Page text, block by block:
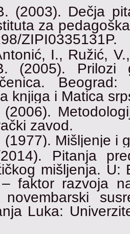
(2003). Dečja
za
ZIPI0335131P.
I., Ružić,
(2005). Prilozi
knjiga i Matica
zavod.
(1977). Mišljenje i
Pitanja
mišljenja. U:
– faktor razvoja
novembarski
Luka: